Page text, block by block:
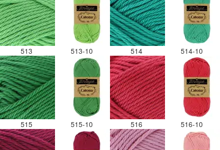
513 513-10 514 514-10
515 515-10 516 516-10